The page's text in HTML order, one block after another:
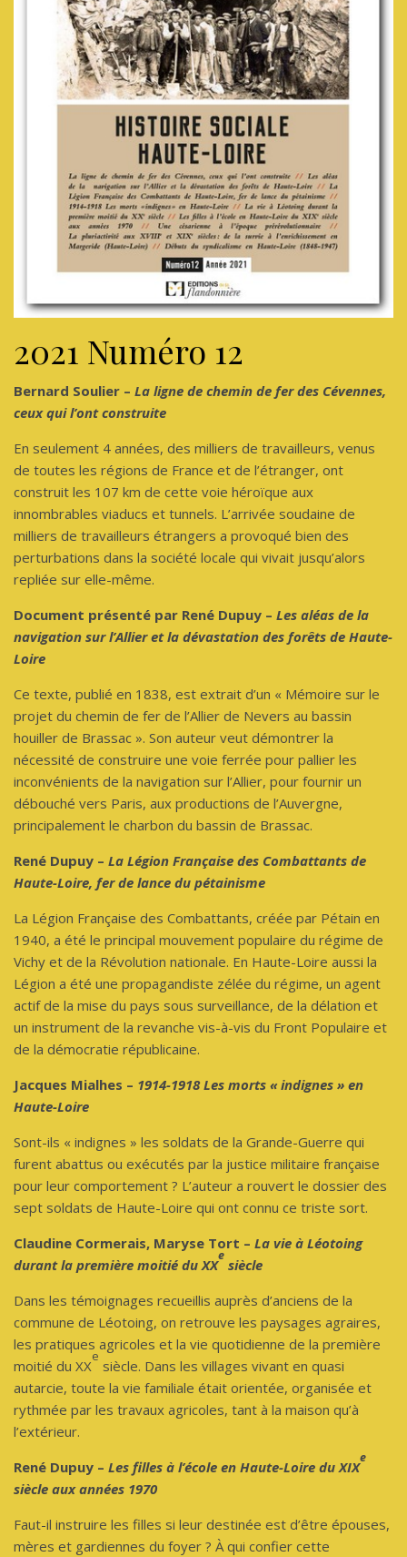
2021 Numéro 12
Bernard Soulier – La ligne de chemin de fer des Cévennes,
ceux qui l’ont construite
En seulement 4 années, des milliers de travailleurs, venus
de toutes les régions de France et de l’étranger, ont
construit les 107 km de cette voie héroïque aux
innombrables viaducs et tunnels. L’arrivée soudaine de
milliers de travailleurs étrangers a provoqué bien des
perturbations dans la société locale qui vivait jusqu’alors
repliée sur elle-même.
Document présenté par René Dupuy – Les aléas de la
navigation sur l’Allier et la dévastation des forêts de Haute-
Loire
Ce texte, publié en 1838, est extrait d’un « Mémoire sur le
projet du chemin de fer de l’Allier de Nevers au bassin
houiller de Brassac ». Son auteur veut démontrer la
nécessité de construire une voie ferrée pour pallier les
inconvénients de la navigation sur l’Allier, pour fournir un
débouché vers Paris, aux productions de l’Auvergne,
principalement le charbon du bassin de Brassac.
René Dupuy – La Légion Française des Combattants de
Haute-Loire, fer de lance du pétainisme
La Légion Française des Combattants, créée par Pétain en
1940, a été le principal mouvement populaire du régime de
Vichy et de la Révolution nationale. En Haute-Loire aussi la
Légion a été une propagandiste zélée du régime, un agent
actif de la mise du pays sous surveillance, de la délation et
un instrument de la revanche vis-à-vis du Front Populaire et
de la démocratie républicaine.
Jacques Mialhes – 1914-1918 Les morts « indignes » en
Haute-Loire
Sont-ils « indignes » les soldats de la Grande-Guerre qui
furent abattus ou exécutés par la justice militaire française
pour leur comportement ? L’auteur a rouvert le dossier des
sept soldats de Haute-Loire qui ont connu ce triste sort.
Claudine Cormerais, Maryse Tort – La vie à Léotoing
durant la première moitié du XX
e
siècle
Dans les témoignages recueillis auprès d’anciens de la
commune de Léotoing, on retrouve les paysages agraires,
les pratiques agricoles et la vie quotidienne de la première
moitié du XX
e
siècle. Dans les villages vivant en quasi
autarcie, toute la vie familiale était orientée, organisée et
rythmée par les travaux agricoles, tant à la maison qu’à
l’extérieur.
René Dupuy – Les filles à l’école en Haute-Loire du XIX
e
siècle aux années 1970
Faut-il instruire les filles si leur destinée est d’être épouses,
mères et gardiennes du foyer ? À qui confier cette